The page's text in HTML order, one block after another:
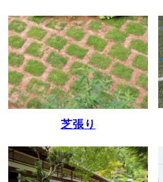
芝張り